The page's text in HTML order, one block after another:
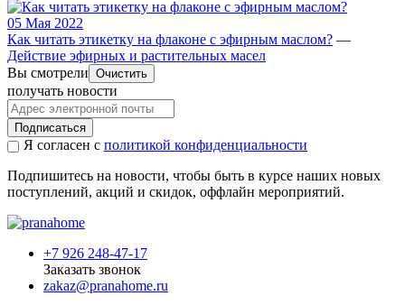
05 Мая 2022
Как читать этикетку на флаконе с эфирным маслом? —
Действие эфирных и растительных масел
Вы смотрели Очистить
получать новости
Подписаться
Я согласен с политикой конфиденциальности
Подпишитесь на новости, чтобы быть в курсе наших новых
поступлений, акций и скидок, оффлайн мероприятий.
+7 926 248-47-17
Заказать звонок
zakaz@pranahome.ru